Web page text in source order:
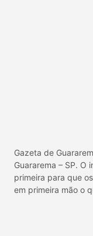
Gazeta de
Guararema – SP.
primeira para que
em primeira mão o